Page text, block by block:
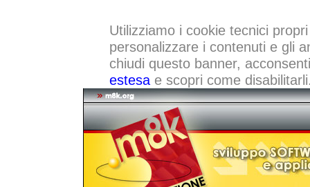
Utilizziamo i cookie tecnici
personalizzare i contenuti e gli
chiudi questo banner,
estesae scopri come